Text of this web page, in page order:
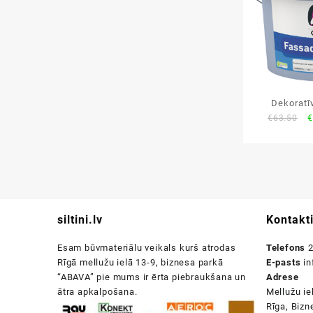
Caparol
€63.50 €
siltini.lv
Esam būvmateriālu veikals kurš atrodas
Rīgā mellužu ielā 13-9, biznesa parkā
“ABAVA” pie mums ir ērta piebraukšana un
ātra apkalpošana.
Kontakti
Telefons
E-pasts
Adrese
Mellužu
Rīga,